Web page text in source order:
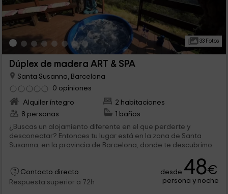
33 Fotos
Dúplex de madera ART & SPA
Santa Susanna, Barcelona
0 opiniones
Alquiler íntegro
2 habitaciones
8 personas
1 baños
¿Buscas un alojamiento diferente en el que perderte y
desconectar? Entonces tu lugar está en la zona de Santa
Susanna, en la provincia de Barcelona, donde te descubrimos
unas vistas a la naturaleza que te dejarán con la boca abierta.
¡Te esperamos!
Contacto directo
Respuesta superior a 72h
desde 48€
persona y noche